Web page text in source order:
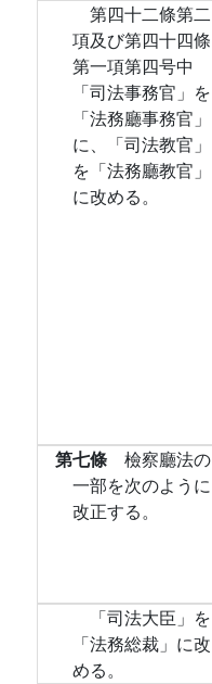
第四十二條第二
項及び第四十四條
第一項第四号中
「司法事務官」を
「法務廳事務官」
に、「司法教官」
を「法務廳教官」
に改める。
第七條 檢察廳法の
一部を次のように
改正する。
「司法大臣」を
「法務総裁」に改
める。